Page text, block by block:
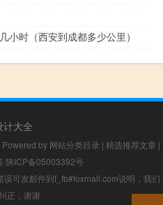
小时（西安到成都多少公里）
计大全
Powered by 网站分类目录 | 精选推荐文章 |
陕ICP备05003392号
可发邮件到f_fb#foxmail.com说明，我们
正，谢谢